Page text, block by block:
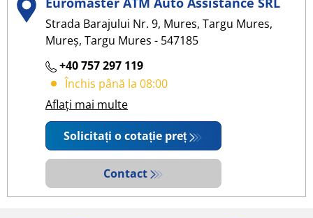
Strada Barajului Nr. 9, Mures, Targu Mures,
Mureș, Targu Mures - 547185
+40 757 297 119
Închis până la 08:00
Aflați mai multe
Solicitați o cotație preț
Contact